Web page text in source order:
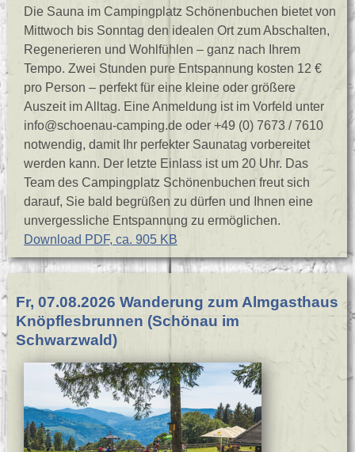
Die Sauna im Campingplatz Schönenbuchen bietet von
Mittwoch bis Sonntag den idealen Ort zum Abschalten,
Regenerieren und Wohlfühlen – ganz nach Ihrem
Tempo. Zwei Stunden pure Entspannung kosten 12 €
pro Person – perfekt für eine kleine oder größere
Auszeit im Alltag. Eine Anmeldung ist im Vorfeld unter
info@schoenau-camping.de oder +49 (0) 7673 / 7610
notwendig, damit Ihr perfekter Saunatag vorbereitet
werden kann. Der letzte Einlass ist um 20 Uhr. Das
Team des Campingplatz Schönenbuchen freut sich
darauf, Sie bald begrüßen zu dürfen und Ihnen eine
unvergessliche Entspannung zu ermöglichen.
Download PDF, ca. 905 KB
Fr, 07.08.2026 Wanderung zum Almgasthaus
Knöpflesbrunnen (Schönau im
Schwarzwald)